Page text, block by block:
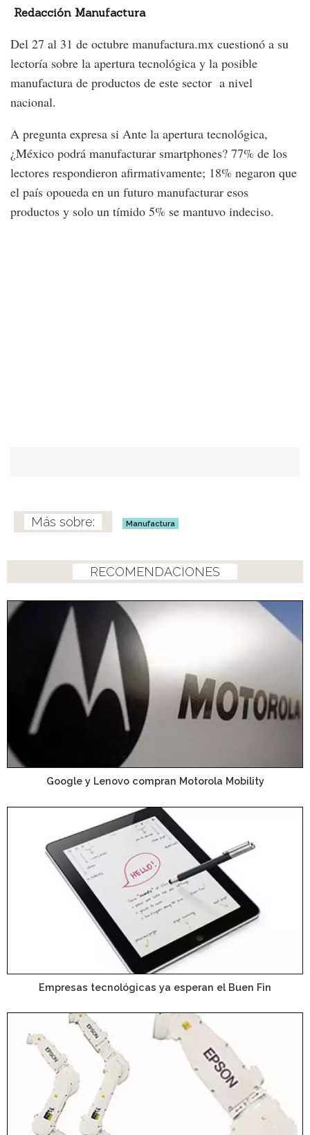
Redacción Manufactura
Del 27 al 31 de octubre manufactura.mx cuestionó a su
lectoría sobre la apertura tecnológica y la posible
manufactura de productos de este sector a nivel
nacional.
A pregunta expresa si Ante la apertura tecnológica,
¿México podrá manufacturar smartphones? 77% de los
lectores respondieron afirmativamente; 18% negaron que
el país opoueda en un futuro manufacturar esos
productos y solo un tímido 5% se mantuvo indeciso.
Manufactura
RECOMENDACIONES
Google y Lenovo compran Motorola Mobility
Empresas tecnológicas ya esperan el Buen Fin